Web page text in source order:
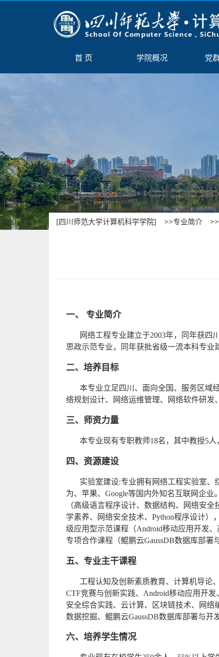
[四川师范大学计算机科学学院] >>专业简介
一、 专业简介
网络工程专业建立于2003年，同年获四
思政示范专业，同年获批省级一流本科专业
二、培养目标
本专业立足四川、面向全国、服务区域
络规划设计、网络运维管理、网络软件研
三、师资力量
本专业现有专职教师18名，其中教授5
四、资源建设
实验室建设:专业拥有网络工程实验室
为、苹果、Google等国内外知名互联网企
（高级语言程序设计、数据结构、网络安
学素养、网络安全技术、Python程序设计
级应用型示范课程（Android移动应用开发
专项合作课程（鲲鹏云GaussDB数据库部署
五、专业主干课程
工程认知及创新素质教育、计算机导论
CTF竞赛与创新实践、Android移动应用开
安全综合实践、云计算、区块链技术、网
数据挖掘、鲲鹏云GaussDB数据库部署与
六、培养学生情况
首 页 学院概况 党